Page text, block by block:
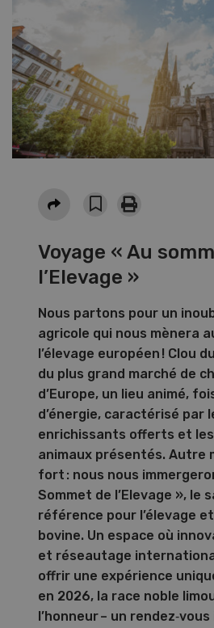
Partager
Voyage « Au
l’Elevage »
Nous partons pour un
agricole qui nous mènera
l’élevage européen ! Clou
du plus grand marché de
d’Europe, un lieu animé,
d’énergie, caractérisé par
enrichissants offerts et
animaux présentés. Autre
fort : nous nous
Sommet de l’Elevage », le
référence pour l’élevage
bovine. Un espace où
et réseautage
offrir une expérience
en 2026, la race noble
l’honneur – un